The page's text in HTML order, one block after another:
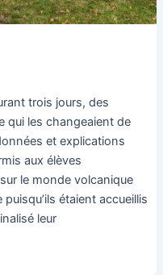
trois jours, des
qui les changeaient de
et explications
aux élèves
le monde volcanique
étaient accueillis
leur